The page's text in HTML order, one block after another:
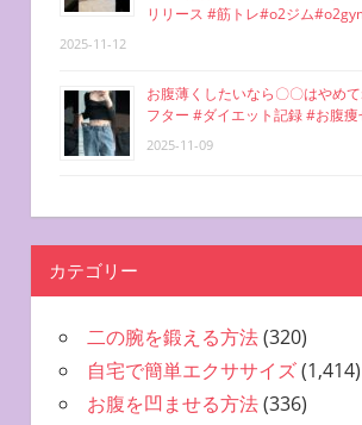
リリース #筋トレ#o2ジム
2025-11-12
お腹薄くしたいなら〇〇はやめ
フター #ダイエット記録 #お腹
2025-11-09
カテゴリー
二の腕を鍛える方法(320)
自宅で簡単エクササイズ(1,414)
お腹を凹ませる方法(336)